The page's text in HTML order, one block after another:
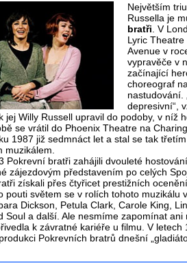
Největším
Russella je
bratři . V
Lyric
Avenue v
vypravěče v
začínající
choreograf
nastudování.
depresivní“,
jej Willy Russell upravil do podoby, v níž
se vrátil do Phoenix Theatre na
1987 již sedmnáct let a stal se tak
muzikálem.
Pokrevní bratři zahájili dvouleté
zájezdovým představením po celých
získali přes čtyřicet prestižních ocenění.
pouti světem se v rolích tohoto muzikálu
Dickson, Petula Clark, Carole King,
Soul a další. Ale nesmíme zapomínat
k závratné kariéře u filmu. V letech
Pokrevních bratrů dnešní